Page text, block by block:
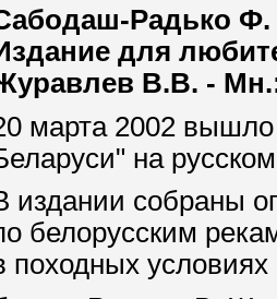
Радько
для
В.В. -
марта 2002
на
издании собраны
белорусским
походных условиях